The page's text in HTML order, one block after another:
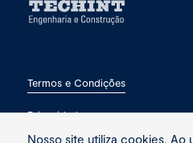
Termos e Condições
Privacidade
Nosso site utiliza cookies. Ao